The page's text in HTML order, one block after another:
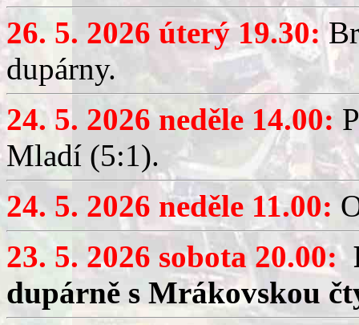
26. 5. 2026 úterý 19.30:
dupárny.
24. 5. 2026 neděle 14.00:
Mladí (5:1).
24. 5. 2026 neděle 11.00:
23. 5. 2026 sobota 20.00:
dupárně s Mrákovskou